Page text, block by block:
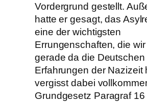
Vordergrund gestellt.
hatte er gesagt, das
eine der wichtigsten
Errungenschaften, die
gerade da die Deutschen
Erfahrungen der Nazizeit
vergisst dabei
Grundgesetz Paragraf 16